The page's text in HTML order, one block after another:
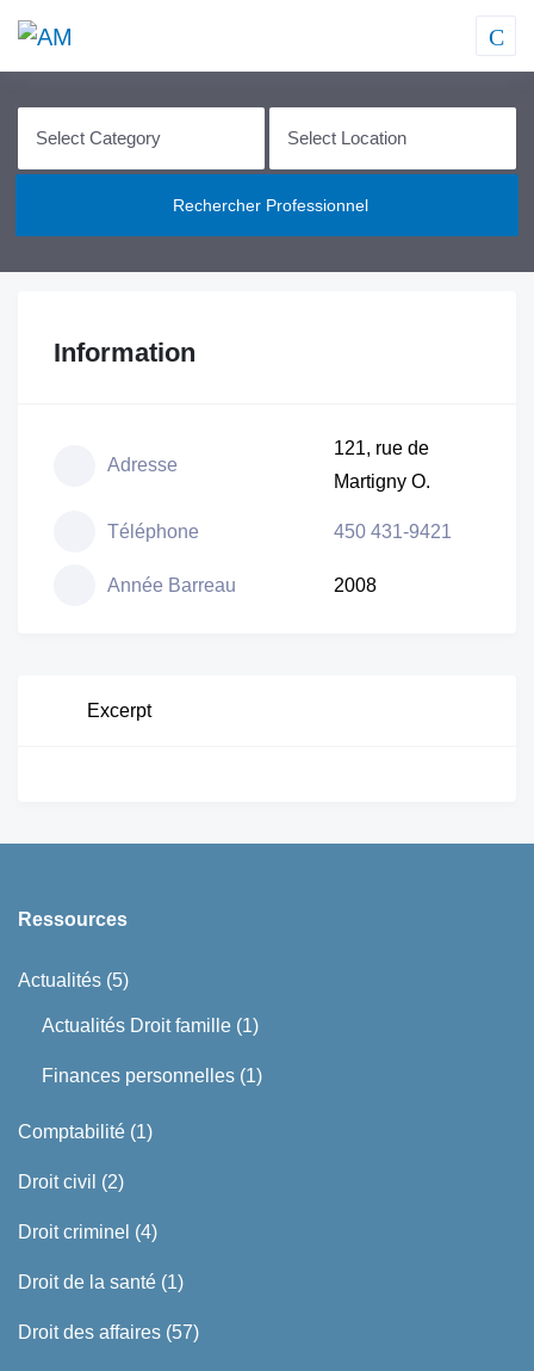
Rechercher Professionnel
Information
Adresse
121, rue de
Martigny O.
Téléphone 450 431-9421
Année Barreau 2008
Excerpt
Ressources
Actualités (5)
Actualités Droit famille (1)
Finances personnelles (1)
Comptabilité (1)
Droit civil (2)
Droit criminel (4)
Droit de la santé (1)
Droit des affaires (57)